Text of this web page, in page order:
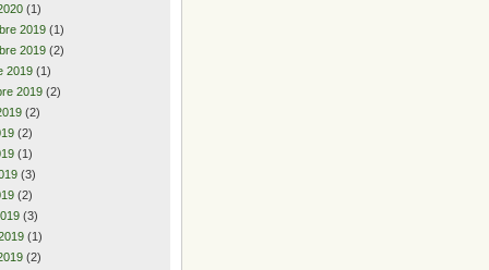
(1)
2019 (1)
2019 (2)
2019 (1)
2019 (2)
(2)
(2)
(1)
(3)
(2)
(3)
(1)
(2)